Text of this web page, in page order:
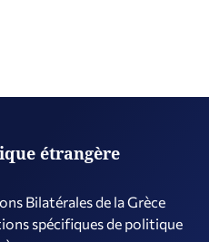
étrangère
Bilatérales de la Grèce
spécifiques de politique